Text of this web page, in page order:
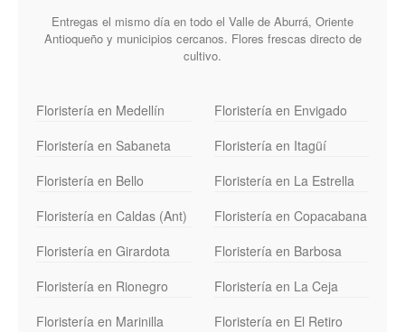
Entregas el mismo día en todo el Valle de Aburrá, Oriente
Antioqueño y municipios cercanos. Flores frescas directo de
cultivo.
Floristería en Medellín
Floristería en Envigado
Floristería en Sabaneta
Floristería en Itagüí
Floristería en Bello
Floristería en La Estrella
Floristería en Caldas (Ant)
Floristería en Copacabana
Floristería en Girardota
Floristería en Barbosa
Floristería en Rionegro
Floristería en La Ceja
Floristería en Marinilla
Floristería en El Retiro